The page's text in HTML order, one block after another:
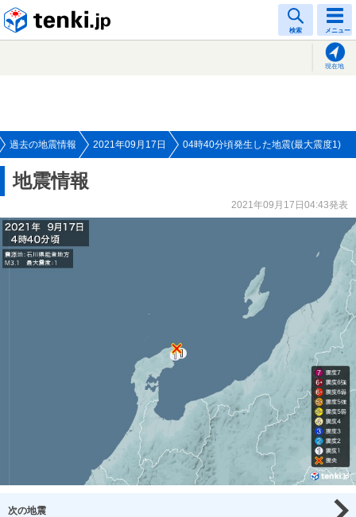
検索 メニュー
現在地
過去の地震情報 2021年09月17日 04時40分頃発生した地震(最大震度1)
地震情報
2021年09月17日04:43発表
次の地震